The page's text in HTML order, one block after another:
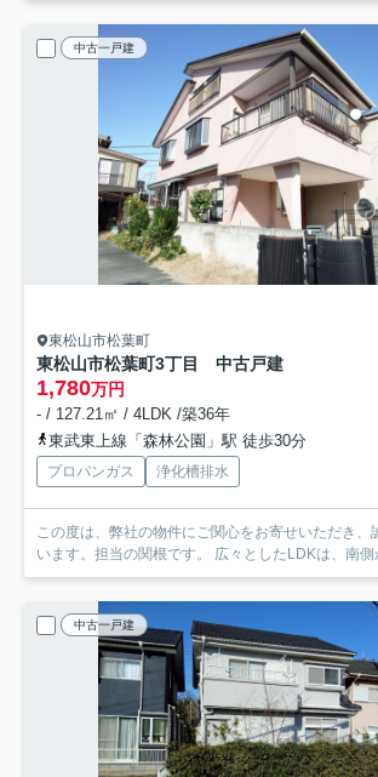
中古一戸建
東松山市松葉町
東松山市松葉町3丁目 中古戸建
1,780万円
- / 127.21㎡ / 4LDK /築36年
東武東上線「森林公園」駅 徒歩30分
プロパンガス 浄化槽排水
この度は、弊社の物件にご関心をお寄せいただき、
います。担当の関根です。 広々としたLDKは
中古一戸建